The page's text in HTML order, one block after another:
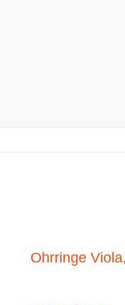
Ohrringe